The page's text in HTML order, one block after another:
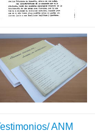
ANM